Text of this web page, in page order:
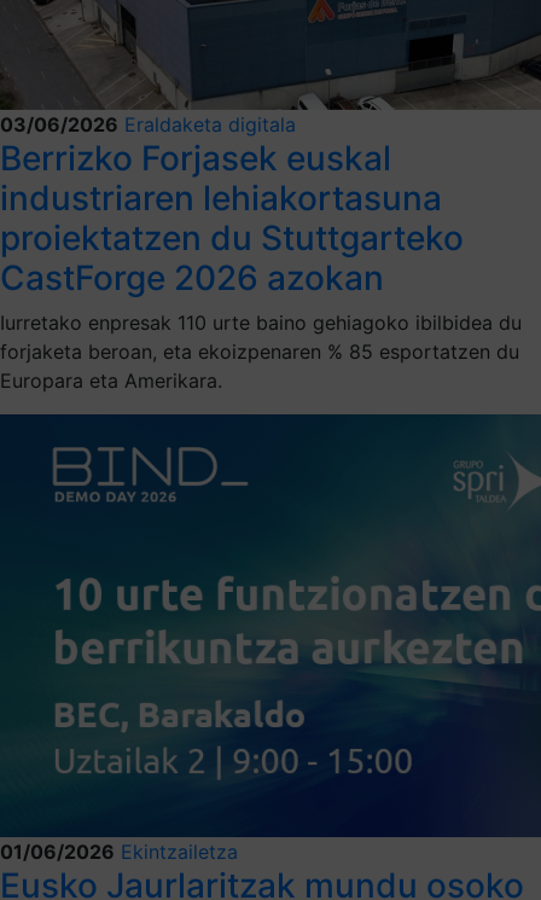
03/06/2026 Eraldaketa digitala
Berrizko Forjasek euskal
industriaren lehiakortasuna
proiektatzen du Stuttgarteko
CastForge 2026 azokan
Iurretako enpresak 110 urte baino gehiagoko ibilbidea du
forjaketa beroan, eta ekoizpenaren % 85 esportatzen du
Europara eta Amerikara.
01/06/2026 Ekintzailetza
Eusko Jaurlaritzak mundu osoko